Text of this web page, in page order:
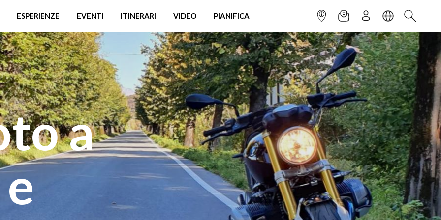
ESPERIENZE EVENTI ITINERARI VIDEO PIANIFICA INFOPOINTNEWSLETTER
ISCRIVITILINGUACERCA
a